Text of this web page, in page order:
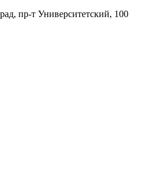
пр-т Университетский, 100